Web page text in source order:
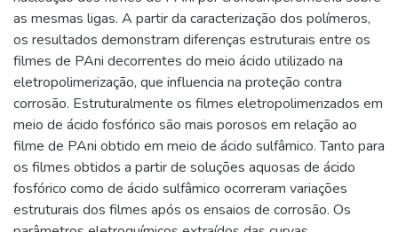
as mesmas ligas. A partir da caracterização dos polímeros,
os resultados demonstram diferenças estruturais entre os
filmes de PAni decorrentes do meio ácido utilizado na
eletropolimerização, que influencia na proteção contra
corrosão. Estruturalmente os filmes eletropolimerizados em
meio de ácido fosfórico são mais porosos em relação ao
filme de PAni obtido em meio de ácido sulfâmico. Tanto para
os filmes obtidos a partir de soluções aquosas de ácido
fosfórico como de ácido sulfâmico ocorreram variações
estruturais dos filmes após os ensaios de corrosão. Os